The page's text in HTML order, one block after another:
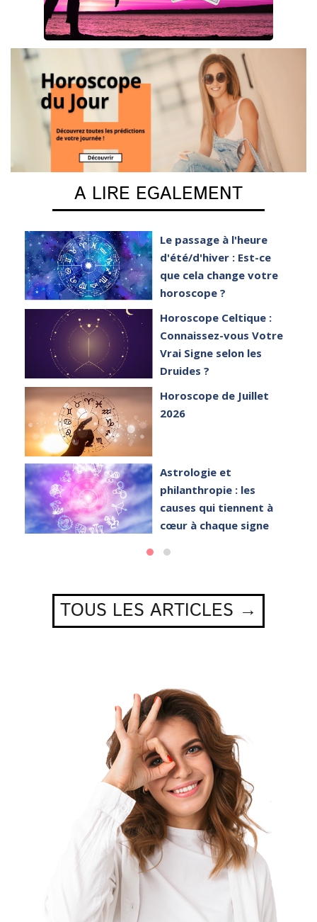
A LIRE EGALEMENT
Le passage à l'heure
d'été/d'hiver : Est-ce
que cela change votre
horoscope ?
Horoscope Celtique :
Connaissez-vous Votre
Vrai Signe selon les
Druides ?
Horoscope de Juillet
2026
Astrologie et
philanthropie : les
causes qui tiennent à
cœur à chaque signe
TOUS LES ARTICLES →